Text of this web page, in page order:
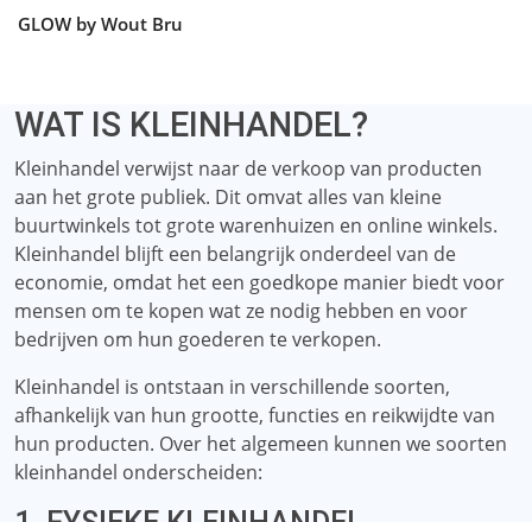
GLOW by Wout Bru
WAT IS KLEINHANDEL?
Kleinhandel verwijst naar de verkoop van producten
aan het grote publiek. Dit omvat alles van kleine
buurtwinkels tot grote warenhuizen en online winkels.
Kleinhandel blijft een belangrijk onderdeel van de
economie, omdat het een goedkope manier biedt voor
mensen om te kopen wat ze nodig hebben en voor
bedrijven om hun goederen te verkopen.
Kleinhandel is ontstaan ​​in verschillende soorten,
afhankelijk van hun grootte, functies en reikwijdte van
hun producten. Over het algemeen kunnen we soorten
kleinhandel onderscheiden: